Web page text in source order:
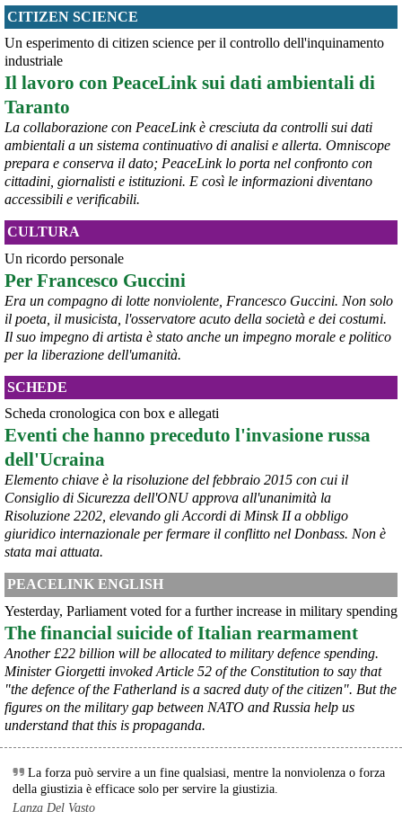
@peacelink - 6/8/2026 21:53
askanews.it/2026/08/05/ex-ilva
“Dal confronto con tutti gli attori e dai contributi raccolti il Governo
elaborerà, come concordato a Palazzo Chigi, un piano straordinario
per Taranto”, avrebbe detto il ministro Urso.
#Taranto #
@peacelink - 6/8/2026 21:50
corriereditaranto.it/2026/08/0
Aprendo i lavori, il ministro Urso ha sottolineato come il Governo
debba necessariamente prendere atto della decisione della Corte
d’Appello di Milano, ricordando che il provvedimento è già stato
inserito nella data room della procedura di vendita. “Alla luce del
nuovo scenario – ha spiegato – Jindal ha presentato una proposta
aggiornata sull’intero perimetro aziendale che tiene conto della
chiusura dell’area a caldo e che i commissari stanno valutando”.
#ILVA #Taranto
@peacelink - 6/8/2026 21:45
borsaitaliana.it/borsa/notizie
Si sta ragionando su un piano B per Taranto dopo la chiusura
dell’area a caldo dell’ILVA?
@peacelink - 6/8/2026 21:41
cronachetarantine.it/index.php
il Governo ha manifestato l’intenzione di predisporre un
provvedimento straordinario per attenuare le conseguenze
economiche e sociali della prevista fermata dell’area a caldo e ha
chiesto alle rappresentanze del territorio di formulare proposte
concrete per definirne i contenuti. Casartigiani valuta positivamente
questa disponibilità.
#ILVA #Taranto
CITIZEN SCIENCE
Un esperimento di citizen science per il controllo dell'inquinamento
industriale
Il lavoro con PeaceLink sui dati ambientali di
Taranto
La collaborazione con PeaceLink è cresciuta da controlli sui dati
ambientali a un sistema continuativo di analisi e allerta. Omniscope
prepara e conserva il dato; PeaceLink lo porta nel confronto con
cittadini, giornalisti e istituzioni. E così le informazioni diventano
accessibili e verificabili.
CULTURA
Un ricordo personale
Per Francesco Guccini
Era un compagno di lotte nonviolente, Francesco Guccini. Non solo
il poeta, il musicista, l'osservatore acuto della società e dei costumi.
Il suo impegno di artista è stato anche un impegno morale e politico
per la liberazione dell'umanità.
SCHEDE
Scheda cronologica con box e allegati
Eventi che hanno preceduto l'invasione russa
dell'Ucraina
Elemento chiave è la risoluzione del febbraio 2015 con cui il
Consiglio di Sicurezza dell'ONU approva all'unanimità la
Risoluzione 2202, elevando gli Accordi di Minsk II a obbligo
giuridico internazionale per fermare il conflitto nel Donbass. Non è
stata mai attuata.
PEACELINK ENGLISH
Yesterday, Parliament voted for a further increase in military spending
The financial suicide of Italian rearmament
Another £22 billion will be allocated to military defence spending.
Minister Giorgetti invoked Article 52 of the Constitution to say that
"the defence of the Fatherland is a sacred duty of the citizen". But the
figures on the military gap between NATO and Russia help us
understand that this is propaganda.
La forza può servire a un fine qualsiasi, mentre la nonviolenza o forza
della giustizia è efficace solo per servire la giustizia.
Lanza Del Vasto